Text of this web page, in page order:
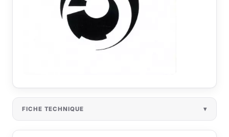
FICHE TECHNIQUE